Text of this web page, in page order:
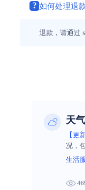
? 如何处理退
退款，请通过
天
【更
况，
生活